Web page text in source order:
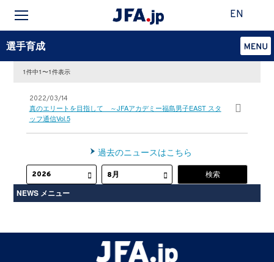
EN
選手育成
1件中1〜1件表示
2022/03/14
真のエリートを目指して ～JFAアカデミー福島男子EAST スタ
ッフ通信Vol.5
過去のニュースはこちら
NEWS メニュー